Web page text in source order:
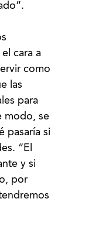
cara a
como
las
para
modo, se
pasaría si
“El
y si
por